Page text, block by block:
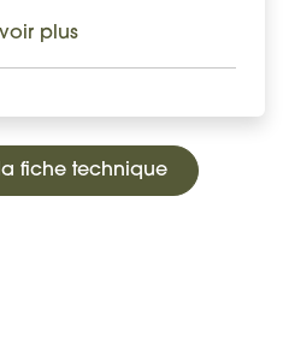
plus
fiche technique